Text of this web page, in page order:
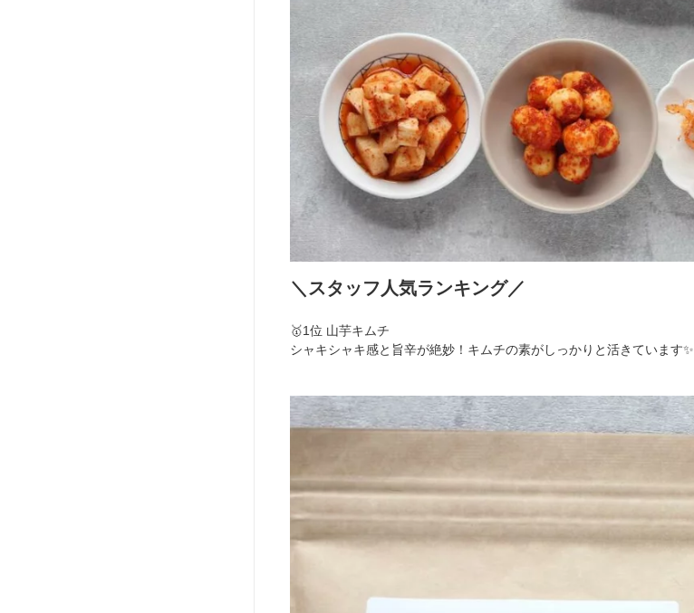
＼スタッフ人気ランキング／
🥇1位 山芋キムチ
シャキシャキ感と旨辛が絶妙！キムチの素がしっかりと活きています✨